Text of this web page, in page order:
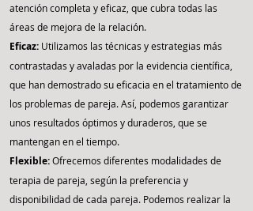
atención completa y eficaz, que cubra todas las
áreas de mejora de la relación.
Eficaz: Utilizamos las técnicas y estrategias más
contrastadas y avaladas por la evidencia científica,
que han demostrado su eficacia en el tratamiento de
los problemas de pareja. Así, podemos garantizar
unos resultados óptimos y duraderos, que se
mantengan en el tiempo.
Flexible:Ofrecemos diferentes modalidades de
terapia de pareja, según la preferencia y
disponibilidad de cada pareja. Podemos realizar la